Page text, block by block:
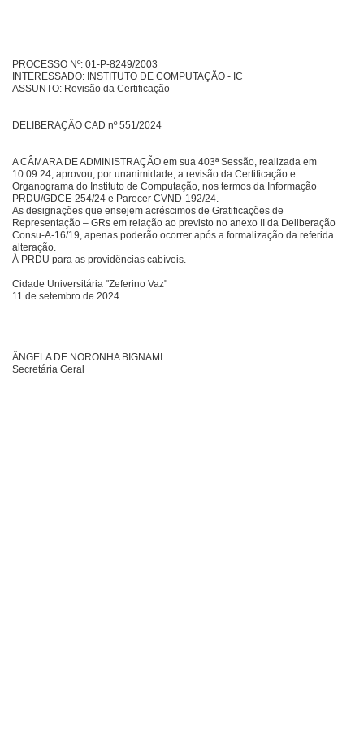
PROCESSO Nº: 01-P-8249/2003
INTERESSADO: INSTITUTO DE COMPUTAÇÃO - IC
ASSUNTO: Revisão da Certificação
DELIBERAÇÃO CAD nº 551/2024
A CÂMARA DE ADMINISTRAÇÃO em sua 403ª Sessão, realizada em
10.09.24, aprovou, por unanimidade, a revisão da Certificação e
Organograma do Instituto de Computação, nos termos da Informação
PRDU/GDCE-254/24 e Parecer CVND-192/24.
As designações que ensejem acréscimos de Gratificações de
Representação – GRs em relação ao previsto no anexo II da Deliberação
Consu-A-16/19, apenas poderão ocorrer após a formalização da referida
alteração.
À PRDU para as providências cabíveis.
Cidade Universitária "Zeferino Vaz"
11 de setembro de 2024
ÂNGELA DE NORONHA BIGNAMI
Secretária Geral